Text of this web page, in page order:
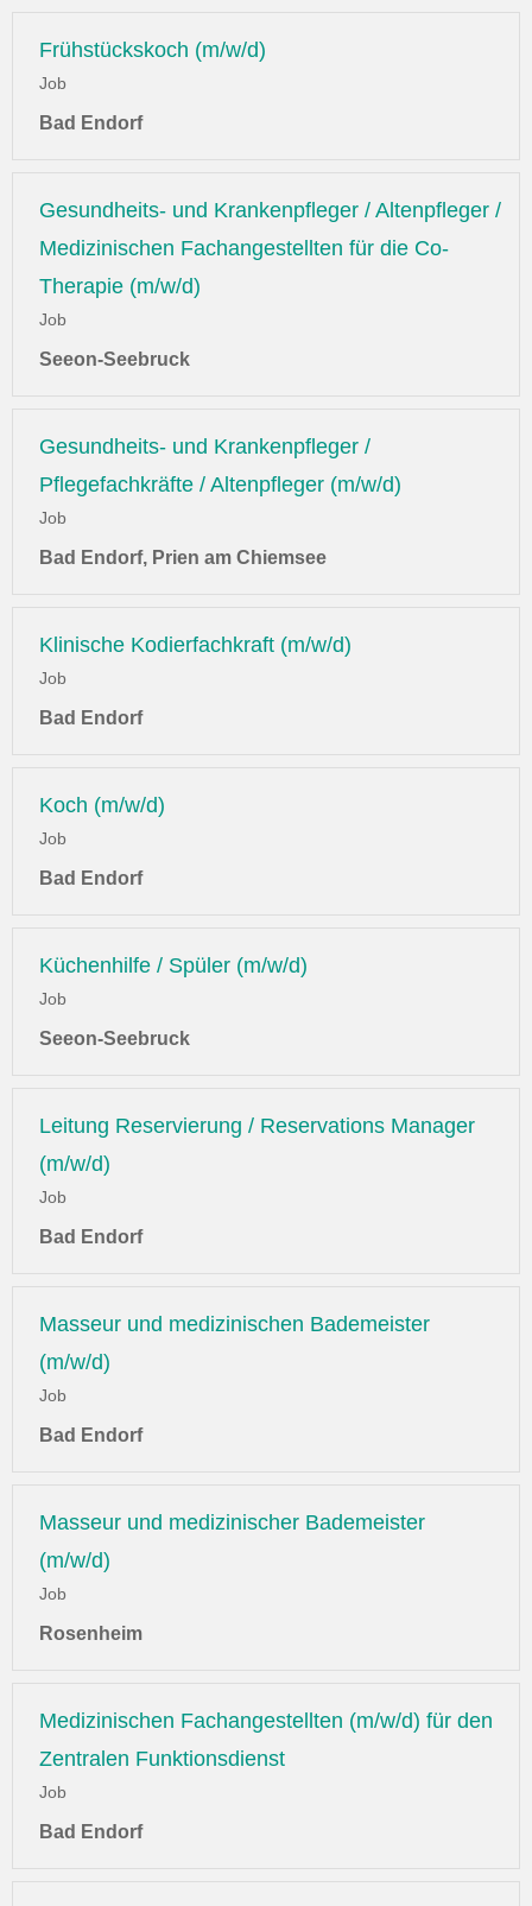
Frühstückskoch (m/w/d)
Job
Bad Endorf
Gesundheits- und Krankenpfleger / Altenpfleger /
Medizinischen Fachangestellten für die Co-
Therapie (m/w/d)
Job
Seeon-Seebruck
Gesundheits- und Krankenpfleger /
Pflegefachkräfte / Altenpfleger (m/w/d)
Job
Bad Endorf, Prien am Chiemsee
Klinische Kodierfachkraft (m/w/d)
Job
Bad Endorf
Koch (m/w/d)
Job
Bad Endorf
Küchenhilfe / Spüler (m/w/d)
Job
Seeon-Seebruck
Leitung Reservierung / Reservations Manager
(m/w/d)
Job
Bad Endorf
Masseur und medizinischen Bademeister
(m/w/d)
Job
Bad Endorf
Masseur und medizinischer Bademeister
(m/w/d)
Job
Rosenheim
Medizinischen Fachangestellten (m/w/d) für den
Zentralen Funktionsdienst
Job
Bad Endorf